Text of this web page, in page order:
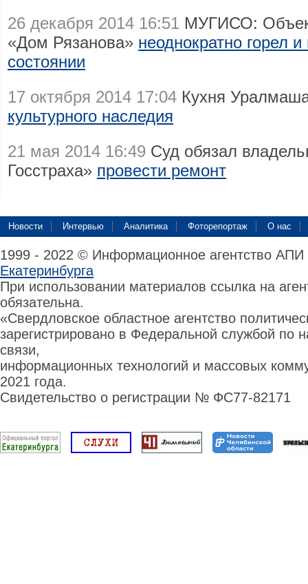
26 декабря 2014 16:51 МУГИСО:
«Дом Рязанова» неоднократно горел
состоянии
17 октября 2014 17:04 Кухня
культурного наследия
21 мая 2014 16:49 Суд обязал
Госстраха» провести ремонт
Новости Интервью Аналитика Фоторепортаж О нас
1999 - 2022 © Информационное агентство
Екатеринбурга
При использовании материалов ссылка на
обязательна.
«Свердловское областное агентство
зарегистрировано в Федеральной службой по
связи,
информационных технологий и массовых
2021 года.
Свидетельство о регистрации № ФС77-82171